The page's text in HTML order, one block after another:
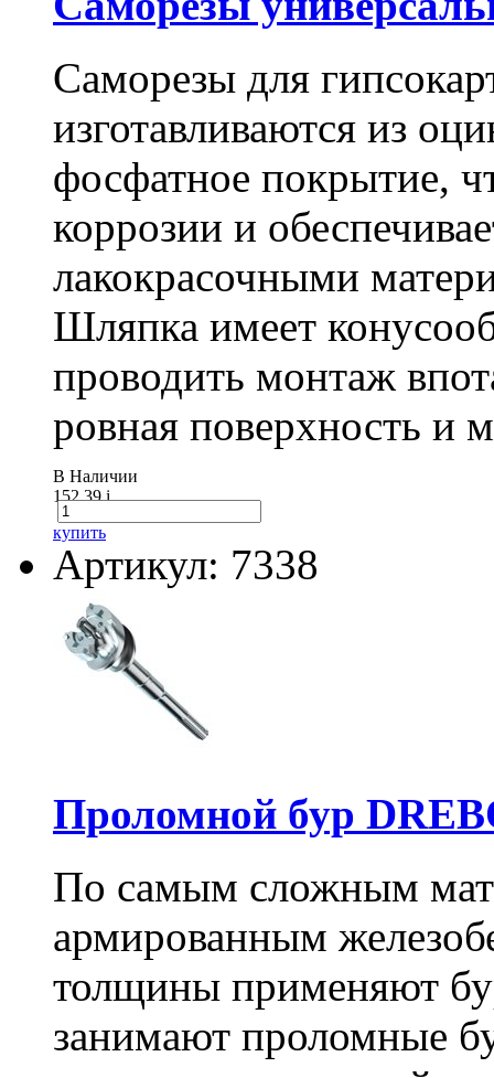
Саморезы для
изготавливаются из
фосфатное покрытие,
коррозии и
лакокрасочными
Шляпка имеет
проводить монтаж
ровная поверхность и
В Наличии
152.39i
купить
Артикул: 7338
Проломной бур
По самым сложным
армированным
толщины применяют
занимают проломные